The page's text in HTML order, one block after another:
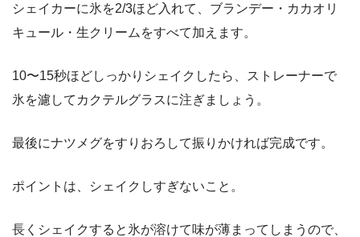
シェイカーに氷を2/3ほど入れて、ブランデー・カカオリ
キュール・生クリームをすべて加えます。
10〜15秒ほどしっかりシェイクしたら、ストレーナーで
氷を濾してカクテルグラスに注ぎましょう。
最後にナツメグをすりおろして振りかければ完成です。
ポイントは、シェイクしすぎないこと。
長くシェイクすると氷が溶けて味が薄まってしまうので、